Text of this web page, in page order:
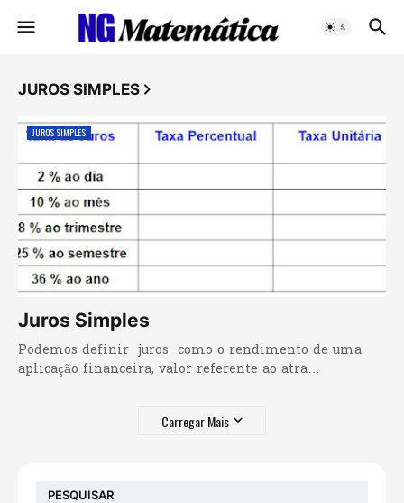
JUROS SIMPLES
JUROS SIMPLES
Juros Simples
Podemos definir juros como o rendimento de uma
aplicação financeira, valor referente ao atra…
Carregar Mais
PESQUISAR